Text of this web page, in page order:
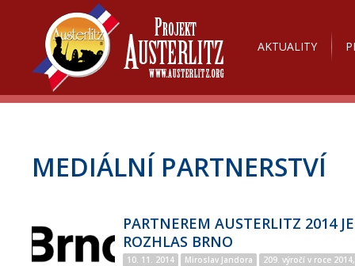
AKTUALITY
MEDIÁLNÍ PARTNERSTVÍ
PARTNEREM AUSTERLITZ 2014
ROZHLAS BRNO
10. 11. 2014 Miroslav Jandora 209. výročí v roce